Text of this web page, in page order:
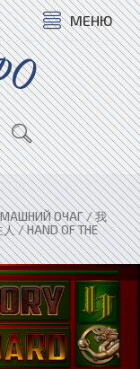
МЕНЮ
ОЧАГ / 我
/ HAND OF THE